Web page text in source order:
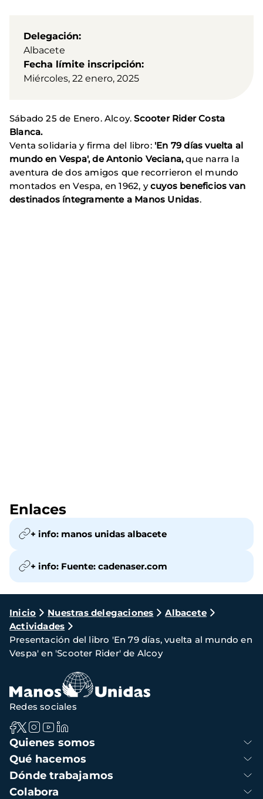
Delegación
Albacete
Fecha límite inscripción
Miércoles, 22 enero, 2025
Sábado 25 de Enero. Alcoy.Scooter Rider Costa
Blanca.
Venta solidaria y firma del libro:'En 79 días vuelta al
mundo en Vespa', de Antonio Veciana,que narra la
aventura de dos amigos que recorrieron el mundo
montados en Vespa, en 1962, ycuyos beneficios van
destinados íntegramente a Manos Unidas.
Enlaces
+ info: manos unidas albacete
+ info: Fuente: cadenaser.com
Ruta
de
navegación
Inicio Nuestras delegaciones
Albacete
Actividades
Presentación del libro 'En 79 días, vuelta al mundo en
Vespa' en 'Scooter Rider' de Alcoy
Navegación
principal
Quienes somos
Qué hacemos
Dónde trabajamos
Colabora
Redes sociales